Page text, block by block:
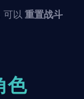
可以重置战斗
色